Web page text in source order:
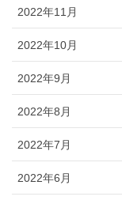
2022年11月
2022年10月
2022年9月
2022年8月
2022年7月
2022年6月